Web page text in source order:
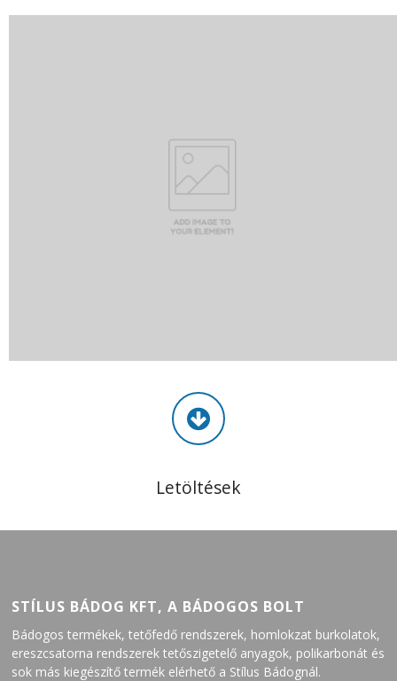
Letöltések
STÍLUS BÁDOG KFT, A BÁDOGOS BOLT
Bádogos termékek, tetőfedő rendszerek, homlokzat burkolatok,
ereszcsatorna rendszerek tetőszigetelő anyagok, polikarbonát és
sok más kiegészítő termék elérhető a Stílus Bádognál.